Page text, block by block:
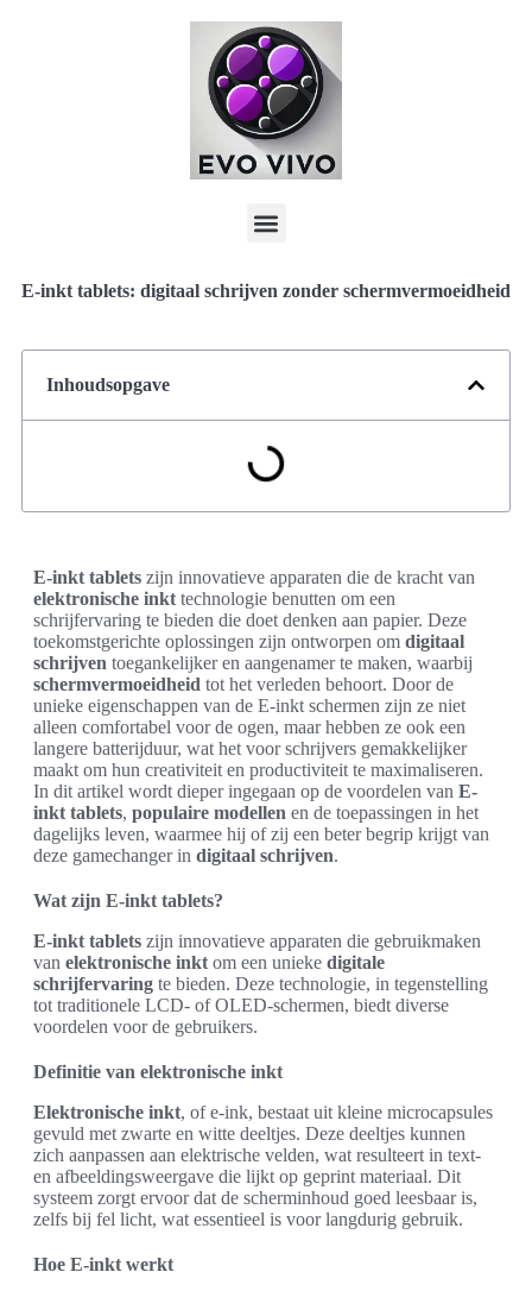
E-inkt tablets: digitaal schrijven zonder schermvermoeidheid
Inhoudsopgave
E-inkt tablets zijn innovatieve apparaten die de kracht van
elektronische inkt technologie benutten om een
schrijfervaring te bieden die doet denken aan papier. Deze
toekomstgerichte oplossingen zijn ontworpen om digitaal
schrijven toegankelijker en aangenamer te maken, waarbij
schermvermoeidheid tot het verleden behoort. Door de
unieke eigenschappen van de E-inkt schermen zijn ze niet
alleen comfortabel voor de ogen, maar hebben ze ook een
langere batterijduur, wat het voor schrijvers gemakkelijker
maakt om hun creativiteit en productiviteit te maximaliseren.
In dit artikel wordt dieper ingegaan op de voordelen van E-
inkt tablets, populaire modellen en de toepassingen in het
dagelijks leven, waarmee hij of zij een beter begrip krijgt van
deze gamechanger in digitaal schrijven.
Wat zijn E-inkt tablets?
E-inkt tablets zijn innovatieve apparaten die gebruikmaken
van elektronische inkt om een unieke digitale
schrijfervaring te bieden. Deze technologie, in tegenstelling
tot traditionele LCD- of OLED-schermen, biedt diverse
voordelen voor de gebruikers.
Definitie van elektronische inkt
Elektronische inkt, of e-ink, bestaat uit kleine microcapsules
gevuld met zwarte en witte deeltjes. Deze deeltjes kunnen
zich aanpassen aan elektrische velden, wat resulteert in text-
en afbeeldingsweergave die lijkt op geprint materiaal. Dit
systeem zorgt ervoor dat de scherminhoud goed leesbaar is,
zelfs bij fel licht, wat essentieel is voor langdurig gebruik.
Hoe E-inkt werkt